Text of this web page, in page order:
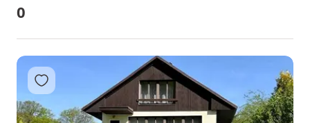
0
Přidat do oblíbených